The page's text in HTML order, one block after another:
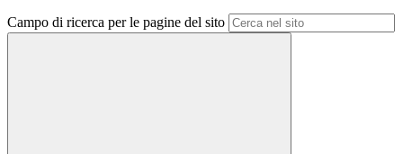
Campo di ricerca per le pagine del sito